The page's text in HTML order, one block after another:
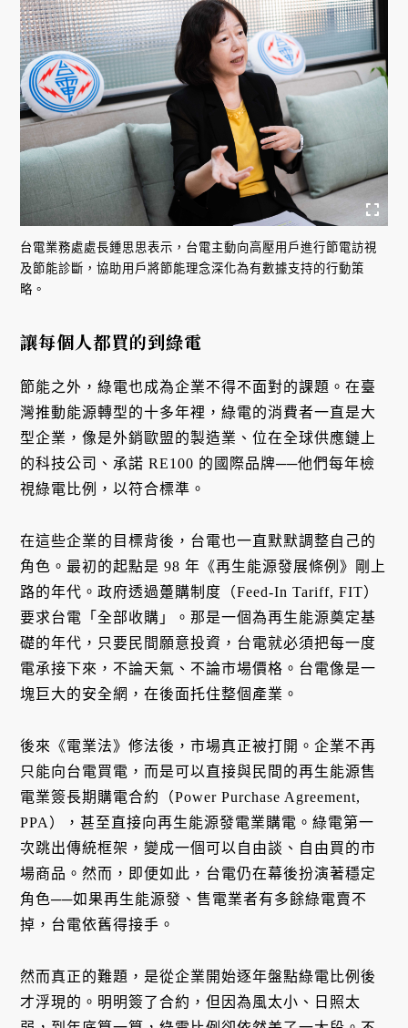
台電業務處處長鍾思思表示，台電主動向高壓用戶進行節電訪視
及節能診斷，協助用戶將節能理念深化為有數據支持的行動策
略。
讓每個人都買的到綠電
節能之外，綠電也成為企業不得不面對的課題。在臺
灣推動能源轉型的十多年裡，綠電的消費者一直是大
型企業，像是外銷歐盟的製造業、位在全球供應鏈上
的科技公司、承諾 RE100 的國際品牌──他們每年檢
視綠電比例，以符合標準。
在這些企業的目標背後，台電也一直默默調整自己的
角色。最初的起點是 98 年《再生能源發展條例》剛上
路的年代。政府透過躉購制度（Feed-In Tariff, FIT）
要求台電「全部收購」。那是一個為再生能源奠定基
礎的年代，只要民間願意投資，台電就必須把每一度
電承接下來，不論天氣、不論市場價格。台電像是一
塊巨大的安全網，在後面托住整個產業。
後來《電業法》修法後，市場真正被打開。企業不再
只能向台電買電，而是可以直接與民間的再生能源售
電業簽長期購電合約（Power Purchase Agreement,
PPA），甚至直接向再生能源發電業購電。綠電第一
次跳出傳統框架，變成一個可以自由談、自由買的市
場商品。然而，即便如此，台電仍在幕後扮演著穩定
角色──如果再生能源發、售電業者有多餘綠電賣不
掉，台電依舊得接手。
然而真正的難題，是從企業開始逐年盤點綠電比例後
才浮現的。明明簽了合約，但因為風太小、日照太